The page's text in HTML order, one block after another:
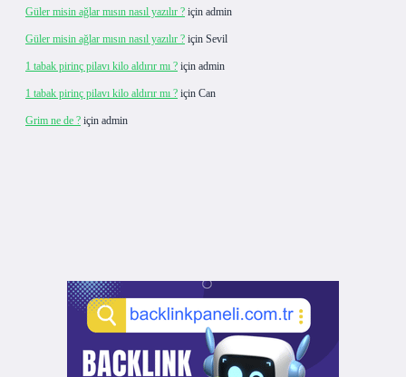
Güler misin ağlar mısın nasıl yazılır ? için admin
Güler misin ağlar mısın nasıl yazılır ? için Sevil
1 tabak pirinç pilavı kilo aldırır mı ? için admin
1 tabak pirinç pilavı kilo aldırır mı ? için Can
Grim ne de ? için admin